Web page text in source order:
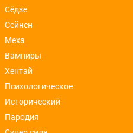
Сёдзе
Сейнен
Меха
Вампиры
Хентай
Психологическое
Исторический
Пародия